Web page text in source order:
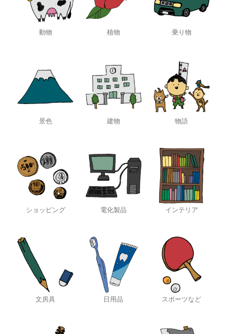
動物 植物 乗り物
景色 建物 物語
ショッピング 電化製品 インテリア
文房具 日用品 スポーツなど